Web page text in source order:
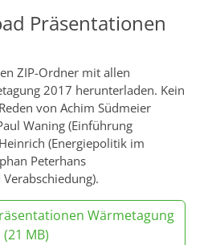
Präsentationen
ZIP-Ordner mit allen
2017 herunterladen. Kein
von Achim Südmeier
Waning (Einführung
(Energiepolitik im
Peterhans
Wärmetagung
(21 MB)